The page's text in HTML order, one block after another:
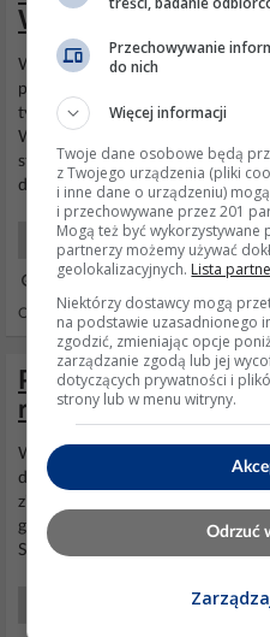
WT45N200GB?
Witam, Z gory przepraszam za
przed zadaniem kupna pralki i
tygodnia na poszukiwaniach, moj
WM14N200GB i
standardowe: niezawodna;) ,
dwoch osob, max 2-3 prania w
AGD Co kupić?
31 Lip 2017 11:56
Odpowiedzi: 0 Wyświetleń: 1566
Pralko-Suszarka
rozwiązanie ?
Witajcie, Muszę wymienić moją
dyszy. Mam problem z suszeniem
zintegrowanego urządzenia.
group.com/pl... Opinie ma
Stwierdzone wady: - wysokie
Przechowywanie
do nich
Więcej informacji
Twoje dane osobowe będą
z Twojego urządzenia (pliki
i inne dane o urządzeniu)
i przechowywane przez 201
Mogą też być wykorzystywane
partnerzy możemy używać
geolokalizacyjnych. Lista
Niektórzy dostawcy mogą
na podstawie uzasadnionego
zgodzić, zmieniając opcje
zarządzanie zgodą lub jej
dotyczących prywatności i
strony lub w menu witryny.
Odrzuć